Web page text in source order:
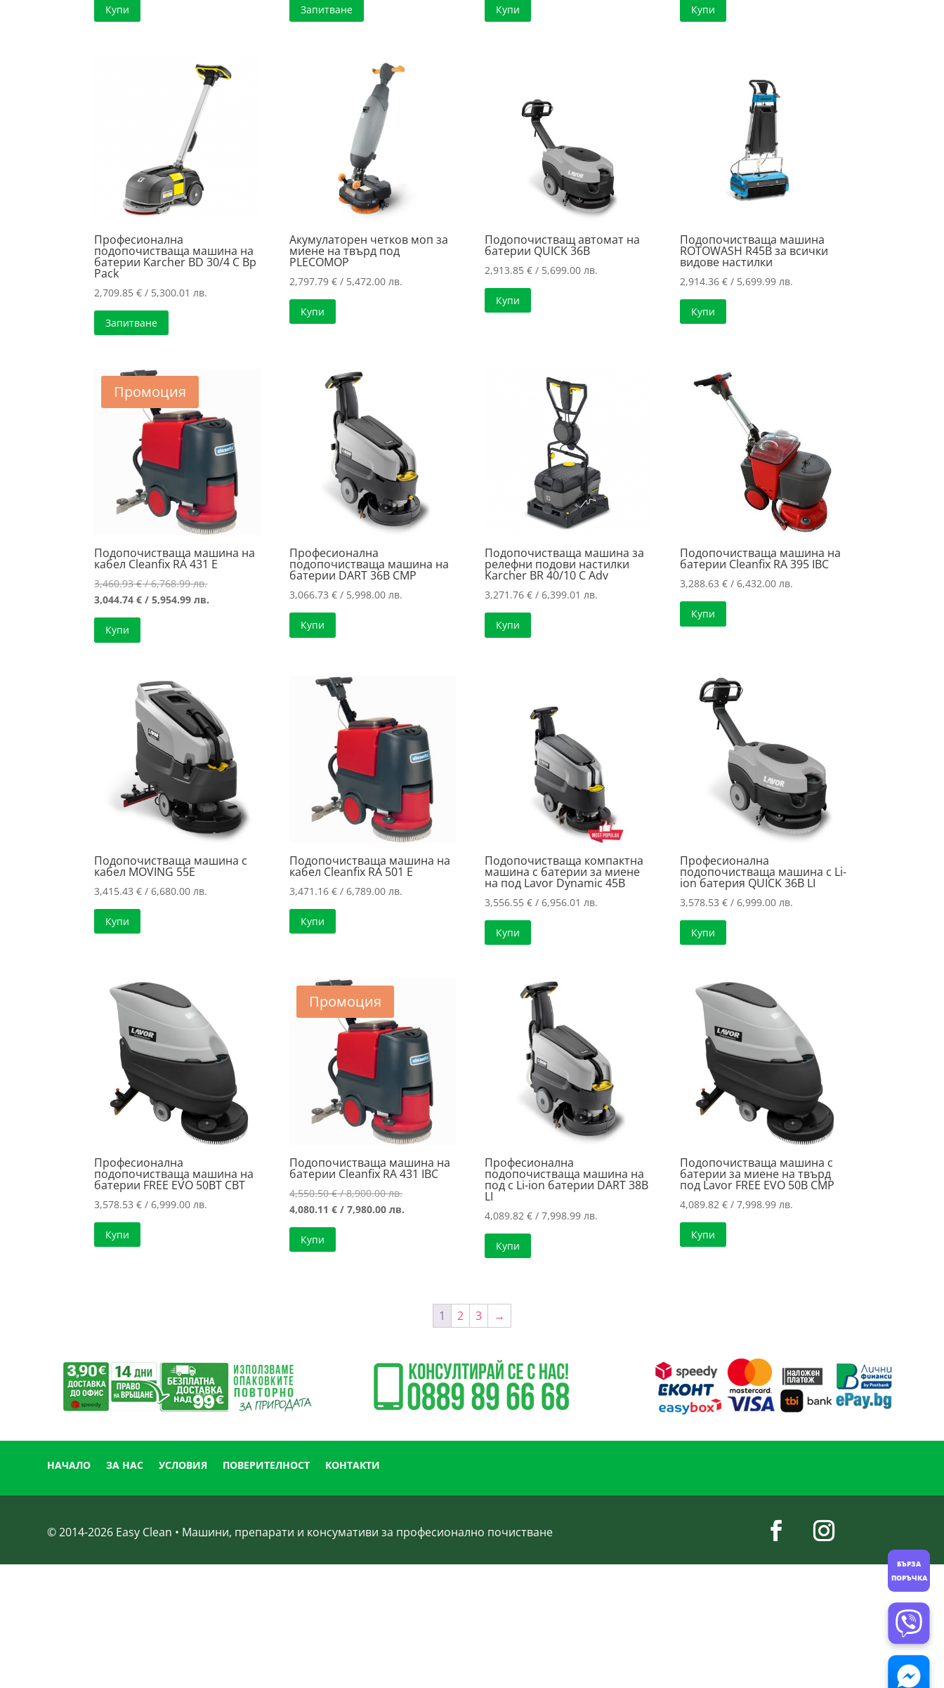
Купи Запитване Купи Купи
Професионална
подопочистваща машина на
батерии Karcher BD 30/4 C Bp
Pack
2,709.85€ / 5,300.01 лв.
Запитване
Акумулаторен четков моп за
миене на твърд под
PLECOMOP
2,797.79€ / 5,472.00 лв.
Купи
Подопочистващ автомат на
батерии QUICK 36B
2,913.85€ / 5,699.00 лв.
Купи
Подопочистваща машина
ROTOWASH R45B за всички
видове настилки
2,914.36€ / 5,699.99 лв.
Купи
Промоция
Подопочистваща машина на
кабел Cleanfix RA 431 E
3,460.93€/ 6,768.99 лв.Original
price
3,044.74€ / 5,954.99 лв.
Купи
Професионална
подопочистваща машина на
батерии DART 36B CMP
3,066.73€ / 5,998.00 лв.
Купи
Подопочистваща машина за
релефни подови настилки
Karcher BR 40/10 C Adv
3,271.76€ / 6,399.01 лв.
Купи
Подопочистваща машина на
батерии Cleanfix RA 395 IBC
3,288.63€ / 6,432.00 лв.
Купи
Подопочистваща машина с
кабел MOVING 55E
3,415.43€ / 6,680.00 лв.
Купи
Подопочистваща машина на
кабел Cleanfix RA 501 E
3,471.16€ / 6,789.00 лв.
Купи
Подопочистваща компактна
машина с батерии за миене
на под Lavor Dynamic 45B
3,556.55€ / 6,956.01 лв.
Купи
Професионална
подопочистваща машина с Li-
ion батерия QUICK 36B LI
3,578.53€ / 6,999.00 лв.
Купи
Професионална
подопочистваща машина на
батерии FREE EVO 50BT CBT
3,578.53€ / 6,999.00 лв.
Купи
Промоция
Подопочистваща машина на
батерии Cleanfix RA 431 IBC
4,550.50€/ 8,900.00 лв.Original
price
4,080.11€ / 7,980.00 лв.
Купи
Професионална
подопочистваща машина на
под с Li-ion батерии DART 38B
LI
4,089.82€ / 7,998.99 лв.
Купи
Подопочистваща машина с
батерии за миене на твърд
под Lavor FREE EVO 50B CMP
4,089.82€ / 7,998.99 лв.
Купи
1 2 3 →
НАЧАЛО ЗА НАС УСЛОВИЯ ПОВЕРИТЕЛНОСТ КОНТАКТИ
© 2014-2026 Easy Clean • Машини, препарати и консумативи за професионално почистване
БЪРЗА
ПОРЪЧКА